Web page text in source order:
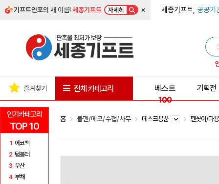
기프트인포의 새 이름!세종기프트 자세히 × 세종기프트, 공공기
인기카테고리
TOP 10
1 에코백
2 텀블러
3 우산
4 부채
즐겨찾기 전체 카테고리
베스트
100
기획전
홈 볼펜/메모/수첩/사무 데스크용품 펜꽂이/다